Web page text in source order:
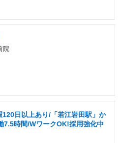
院
日以上あり/「若江岩田駅」か
7.5時間/WワークOK!採用強化中